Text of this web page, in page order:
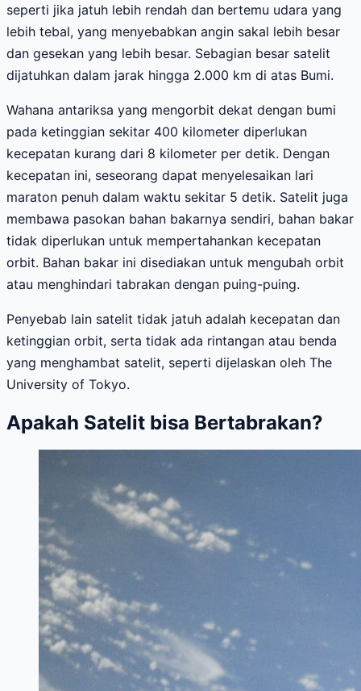
seperti jika jatuh lebih rendah dan bertemu udara yang
lebih tebal, yang menyebabkan angin sakal lebih besar
dan gesekan yang lebih besar. Sebagian besar satelit
dijatuhkan dalam jarak hingga 2.000 km di atas Bumi.
Wahana antariksa yang mengorbit dekat dengan bumi
pada ketinggian sekitar 400 kilometer diperlukan
kecepatan kurang dari 8 kilometer per detik. Dengan
kecepatan ini, seseorang dapat menyelesaikan lari
maraton penuh dalam waktu sekitar 5 detik. Satelit juga
membawa pasokan bahan bakarnya sendiri, bahan bakar
tidak diperlukan untuk mempertahankan kecepatan
orbit. Bahan bakar ini disediakan untuk mengubah orbit
atau menghindari tabrakan dengan puing-puing.
Penyebab lain satelit tidak jatuh adalah kecepatan dan
ketinggian orbit, serta tidak ada rintangan atau benda
yang menghambat satelit, seperti dijelaskan oleh The
University of Tokyo.
Apakah Satelit bisa Bertabrakan?